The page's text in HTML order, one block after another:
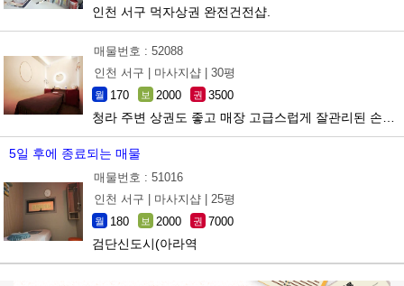
인천 서구 먹자상권 완전건전샵.
매물번호 : 52088
인천 서구 |
마사지샵 | 30평
월 170 보 2000 권 3500
5일 후에 종료되는 매물
매물번호 : 51016
인천 서구 |
마사지샵 | 25평
월 180 보 2000 권 7000
검단신도시(아라역